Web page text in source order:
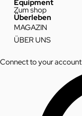
Equipment
Zum shop
Überleben
MAGAZIN
ÜBER UNS
Connect to your account